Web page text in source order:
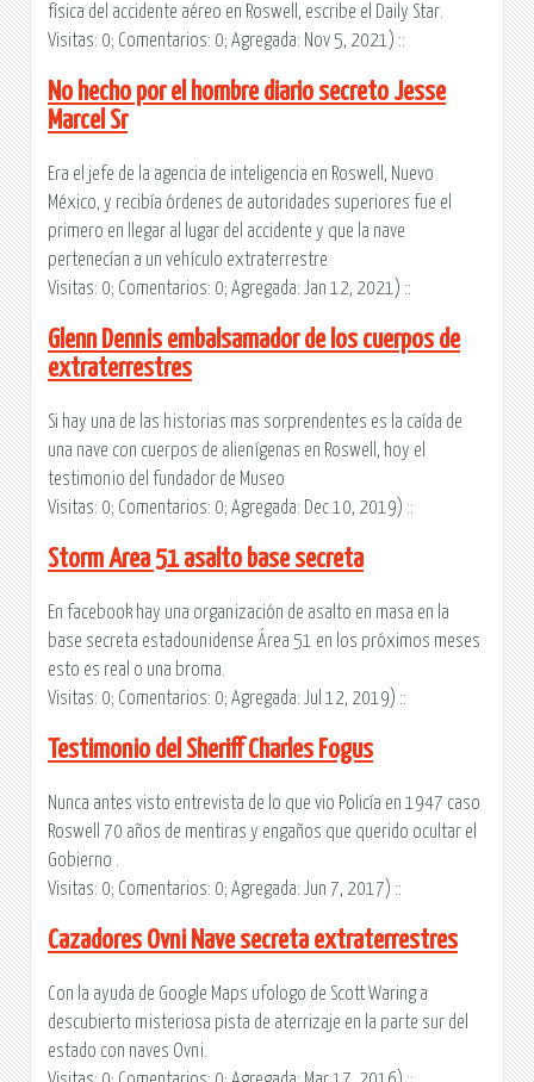
física del accidente aéreo en Roswell, escribe el Daily Star.
Visitas: 0; Comentarios: 0; Agregada: Nov 5, 2021) ::
No hecho por el hombre diario secreto Jesse
Marcel Sr
Era el jefe de la agencia de inteligencia en Roswell, Nuevo
México, y recibía órdenes de autoridades superiores fue el
primero en llegar al lugar del accidente y que la nave
pertenecían a un vehículo extraterrestre
Visitas: 0; Comentarios: 0; Agregada: Jan 12, 2021) ::
Glenn Dennis embalsamador de los cuerpos de
extraterrestres
Si hay una de las historias mas sorprendentes es la caída de
una nave con cuerpos de alienígenas en Roswell, hoy el
testimonio del fundador de Museo
Visitas: 0; Comentarios: 0; Agregada: Dec 10, 2019) ::
Storm Area 51 asalto base secreta
En facebook hay una organización de asalto en masa en la
base secreta estadounidense Área 51 en los próximos meses
esto es real o una broma.
Visitas: 0; Comentarios: 0; Agregada: Jul 12, 2019) ::
Testimonio del Sheriff Charles Fogus
Nunca antes visto entrevista de lo que vio Policía en 1947 caso
Roswell 70 años de mentiras y engaños que querido ocultar el
Gobierno .
Visitas: 0; Comentarios: 0; Agregada: Jun 7, 2017) ::
Cazadores Ovni Nave secreta extraterrestres
Con la ayuda de Google Maps ufologo de Scott Waring a
descubierto misteriosa pista de aterrizaje en la parte sur del
estado con naves Ovni.